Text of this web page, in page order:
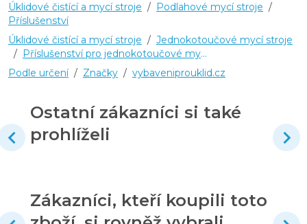
Úklidové čistící a mycí stroje / Podlahové mycí stroje /
Příslušenství
Úklidové čistící a mycí stroje / Jednokotoučové mycí stroje
/
Příslušenství pro jednokotoučové mycí stroje
Podle určení / Značky / vybaveniprouklid.cz
Ostatní zákazníci si také
prohlíželi
Zákazníci, kteří koupili toto